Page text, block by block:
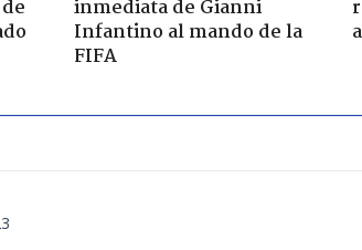
inmediata de Gianni
Infantino al mando de la
FIFA